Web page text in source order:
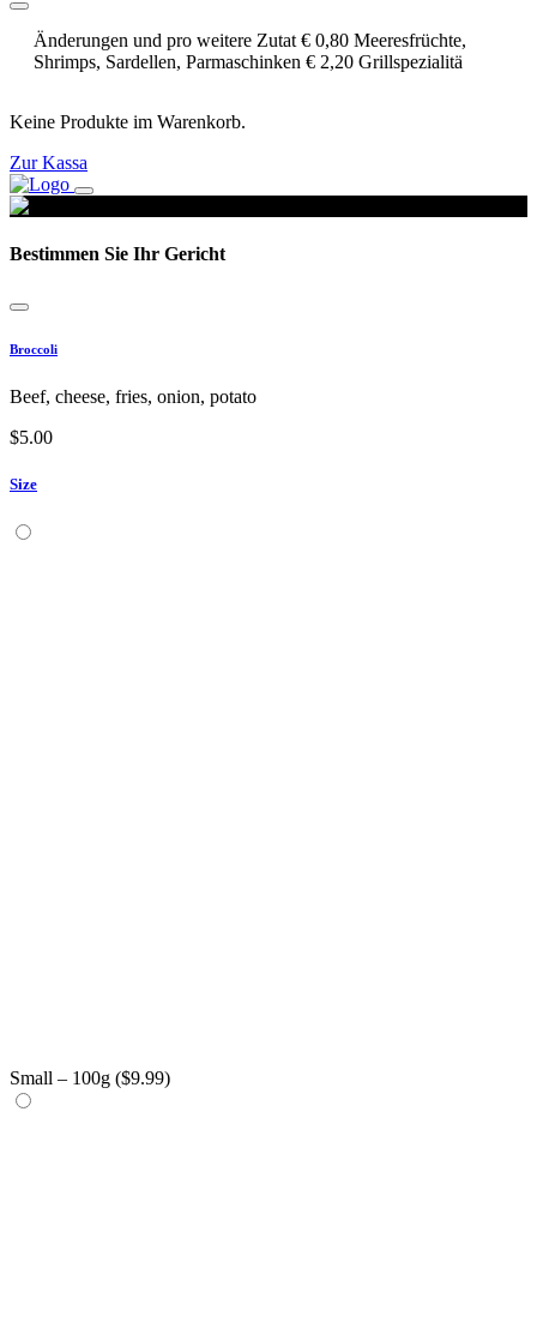
Änderungen und pro weitere Zutat € 0,80 Meeresfrüchte,
Shrimps, Sardellen, Parmaschinken € 2,20 Grillspezialitä
Keine Produkte im Warenkorb.
Zur Kassa
Bestimmen Sie Ihr Gericht
Broccoli
Beef, cheese, fries, onion, potato
$5.00
Size
Small – 100g ($9.99)